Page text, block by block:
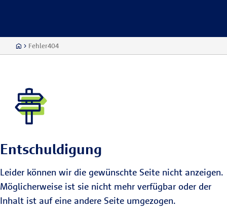
Fehler404
Entschuldigung
Leider können wir die gewünschte Seite nicht anzeigen.
Möglicherweise ist sie nicht mehr verfügbar oder der
Inhalt ist auf eine andere Seite umgezogen.